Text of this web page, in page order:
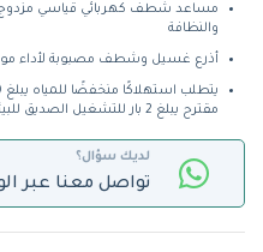
مساعد شطف كهربائي قياسي مزدوج
والنظافة
أذرع غسيل وشطف مصبوبة لأداء
مقترح يبلغ 2 بار للتشغيل الصديق للبيئة
لديك سؤال؟
تواصل معنا عبر